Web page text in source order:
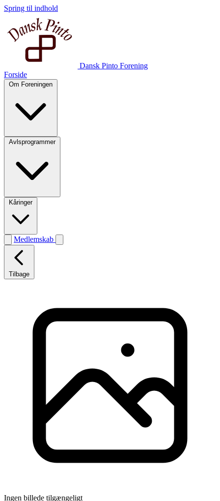
Spring til indhold
Dansk Pinto Forening
Forside
Om Foreningen
Avlsprogrammer
Kåringer
Medlemskab
Tilbage
Ingen billede tilgængeligt